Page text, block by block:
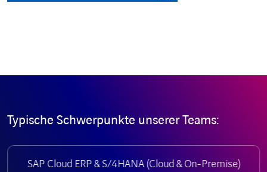
Typische Schwerpunkte unserer Teams:
SAP Cloud ERP & S/4HANA (Cloud & On-Premise)